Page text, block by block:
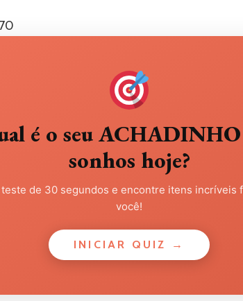
70
é o seu
sonhos hoje?
teste de 30 segundos e encontre itens incríveis
você!
INICIAR QUIZ →